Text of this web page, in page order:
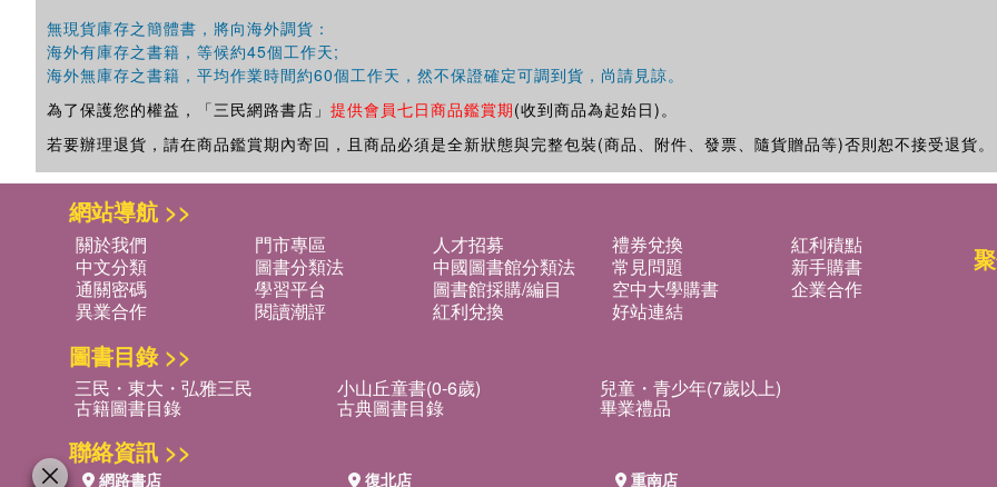
無現貨庫存之簡體書，將向海外調貨：
海外有庫存之書籍，等候約45個工作天;
海外無庫存之書籍，平均作業時間約60個工作天，然不保證確定可調到貨，尚請見諒。
為了保護您的權益，「三民網路書店」 提供會員七日商品鑑賞期(收到商品為起始日)。
若要辦理退貨，請在商品鑑賞期內寄回，且商品必須是全新狀態與完整包裝(商品、附件、發票、隨貨贈品等)否則恕不接受退貨。
網站導航 >>
關於我們 門市專區 人才招募 禮券兌換
紅利積點
中文分類
圖書分類法 中國圖書館分類法 常見問題
新手購書
通關密碼
學習平台 圖書館採購/編目 空中大學購書
企業合作
異業合作
閱讀潮評 紅利兌換 好站連結
圖書目錄 >>
三民・東大・弘雅三民 小山丘童書(0-6歲) 兒童・青少年(7歲以上)
古籍圖書目錄 古典圖書目錄 畢業禮品
聯絡資訊 >>
網路書店 復北店 重南店